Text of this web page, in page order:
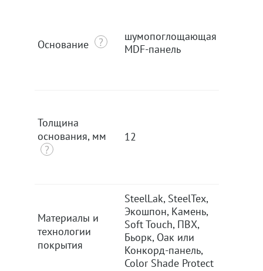
Основание
Толщина
основания, мм
Материалы и
технологии
покрытия
шумопоглощающая
MDF-панель
12
SteelLak, SteelTex,
Экошпон, Камень,
Soft Touch, ПВХ,
Бьорк, Оак или
Конкорд-панель,
Color Shade Protect